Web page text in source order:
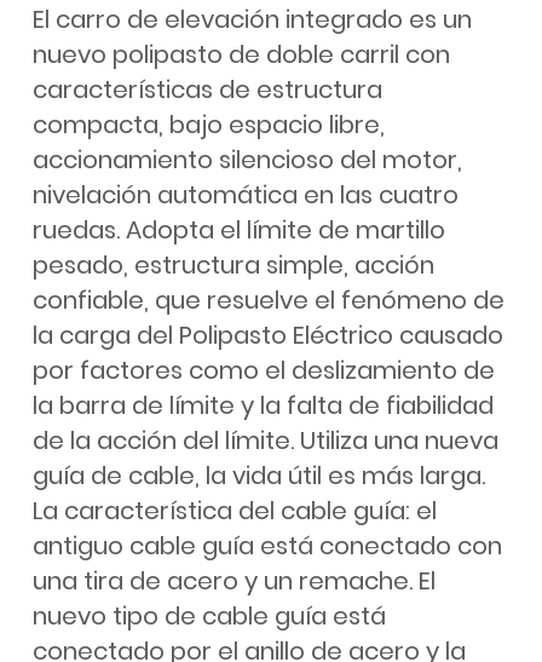
El carro de elevación integrado es un
nuevo polipasto de doble carril con
características de estructura
compacta, bajo espacio libre,
accionamiento silencioso del motor,
nivelación automática en las cuatro
ruedas. Adopta el límite de martillo
pesado, estructura simple, acción
confiable, que resuelve el fenómeno de
la carga del Polipasto Eléctrico causado
por factores como el deslizamiento de
la barra de límite y la falta de fiabilidad
de la acción del límite. Utiliza una nueva
guía de cable, la vida útil es más larga.
La característica del cable guía: el
antiguo cable guía está conectado con
una tira de acero y un remache. El
nuevo tipo de cable guía está
conectado por el anillo de acero y la